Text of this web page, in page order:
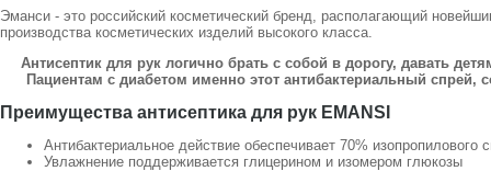
Эманси - это российский косметический бренд, располагающий
производства косметических изделий высокого класса.
Антисептик для рук логично брать с собой в дорогу, давать
Пациентам с диабетом именно этот антибактериальный
Преимущества антисептика для рук EMANSI
Антибактериальное действие обеспечивает 70% изопропилового
Увлажнение поддерживается глицерином и изомером глюкозы